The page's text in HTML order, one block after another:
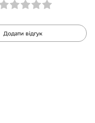
Додати відгук